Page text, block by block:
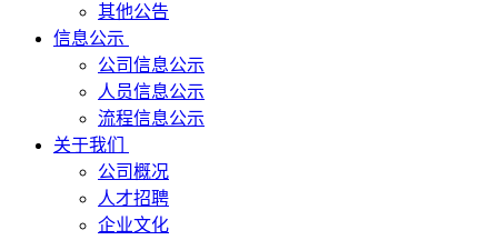
其他公告
信息公示
公司信息公示
人员信息公示
流程信息公示
关于我们
公司概况
人才招聘
企业文化